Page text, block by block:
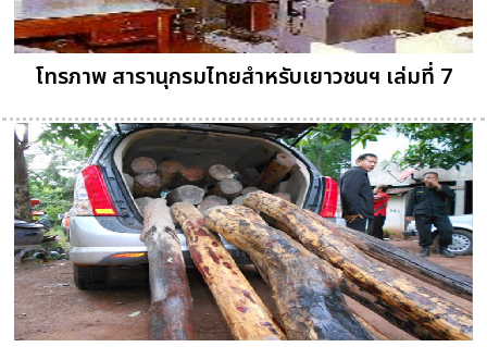
โทรภาพ สารานุกรมไทยสำหรับเยาวชนฯ เล่มที่ 7